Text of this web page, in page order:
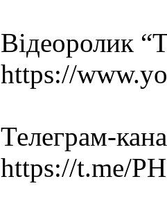
Відеоролик
https://
Телеграм-
https://t.me/